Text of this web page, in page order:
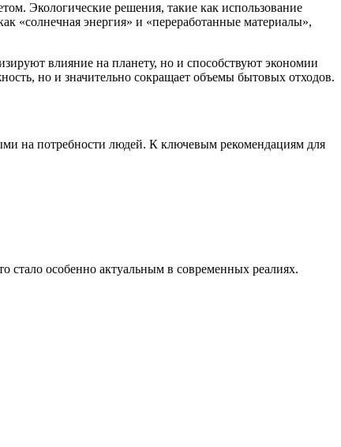
Экологические решения, такие как использование
«солнечная энергия» и «переработанные материалы»,
влияние на планету, но и способствуют экономии
но и значительно сокращает объемы бытовых отходов.
на потребности людей. К ключевым рекомендациям для
стало особенно актуальным в современных реалиях.